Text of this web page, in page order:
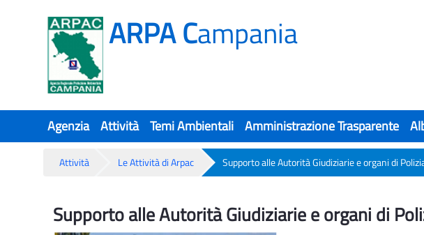
ARPA Campania
Agenzia Attività Temi Ambientali Amministrazione Trasparente
Attività Le Attività di Arpac Supporto alle Autorità Giudiziarie e organi di
Supporto alle Autorità Giudiziarie e organi di
Supporto alle Autorità Giudiziarie e organi di